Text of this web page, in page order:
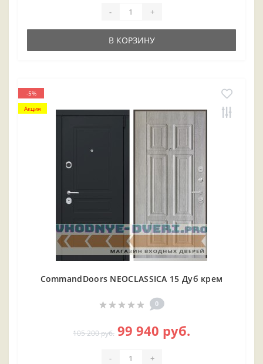
- +
В КОРЗИНУ
-5%
Акция
CommandDoors NEOCLASSICA 15 Дуб крем
0
105 200 руб. 99 940 руб.
- +